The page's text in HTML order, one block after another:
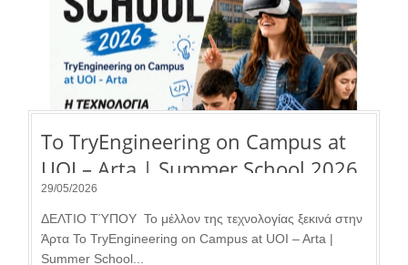
Το TryEngineering on Campus at
UOI – Arta | Summer School 2026
επιστρέφει για 3η χρονιά.
29/05/2026
ΔΕΛΤΙΟ ΤΎΠΟΥ Το μέλλον της τεχνολογίας ξεκινά στην
Άρτα Το TryEngineering on Campus at UOI – Arta |
Summer School...